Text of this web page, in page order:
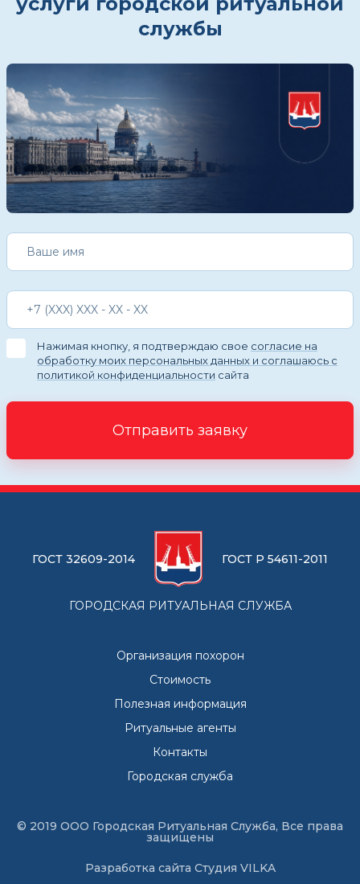
службы
Нажимая кнопку, я подтверждаю свое согласие на
обработку моих персональных данных и соглашаюсь с
политикой конфиденциальности сайта
Отправить заявку
ГОСТ 32609-2014 ГОСТ Р 54611-2011
ГОРОДСКАЯ РИТУАЛЬНАЯ СЛУЖБА
Организация похорон
Стоимость
Полезная информация
Ритуальные агенты
Контакты
Городская служба
© 2019 ООО Городская Ритуальная Служба, Все права
защищены
Разработка сайта Студия VILKA